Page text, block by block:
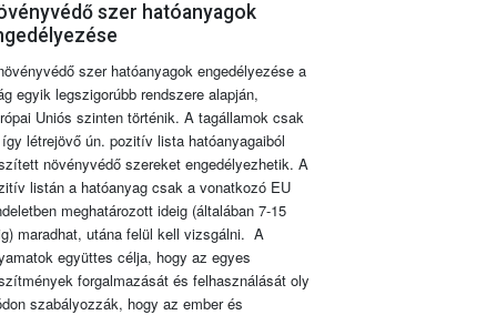
szer hatóanyagok
szer hatóanyagok engedélyezése a
egyik legszigorúbb rendszere alapján,
Uniós szinten történik. A tagállamok csak
létrejövő ún. pozitív lista hatóanyagaiból
növényvédő szereket engedélyezhetik. A
listán a hatóanyag csak a vonatkozó EU
meghatározott ideig (általában 7-15
maradhat, utána felül kell vizsgálni. A
együttes célja, hogy az egyes
forgalmazását és felhasználását oly
szabályozzák, hogy az ember és